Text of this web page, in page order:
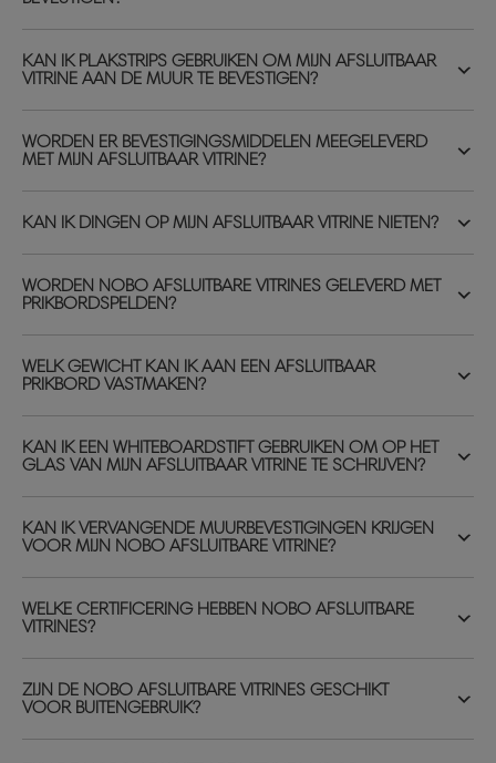
KAN IK PLAKSTRIPS GEBRUIKEN OM MIJN AFSLUITBAAR
VITRINE AAN DE MUUR TE BEVESTIGEN?
WORDEN ER BEVESTIGINGSMIDDELEN MEEGELEVERD
MET MIJN AFSLUITBAAR VITRINE?
KAN IK DINGEN OP MIJN AFSLUITBAAR VITRINE NIETEN?
WORDEN NOBO AFSLUITBARE VITRINES GELEVERD MET
PRIKBORDSPELDEN?
WELK GEWICHT KAN IK AAN EEN AFSLUITBAAR
PRIKBORD VASTMAKEN?
KAN IK EEN WHITEBOARDSTIFT GEBRUIKEN OM OP HET
GLAS VAN MIJN AFSLUITBAAR VITRINE TE SCHRIJVEN?
KAN IK VERVANGENDE MUURBEVESTIGINGEN KRIJGEN
VOOR MIJN NOBO AFSLUITBARE VITRINE?
WELKE CERTIFICERING HEBBEN NOBO AFSLUITBARE
VITRINES?
ZIJN DE NOBO AFSLUITBARE VITRINES GESCHIKT
VOOR BUITENGEBRUIK?